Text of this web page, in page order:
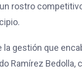
rostro
la gestión que
Ramírez Bedolla,